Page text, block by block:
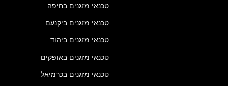
טכנאי מזגנים בחיפה
טכנאי מזגנים ביקנעם
טכנאי מזגנים ביהוד
טכנאי מזגנים באופקים
טכנאי מזגנים בכרמיאל